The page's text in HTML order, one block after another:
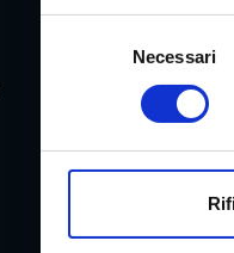
Con il tuo
raccogliere
digitali).
modificare o
Necessari